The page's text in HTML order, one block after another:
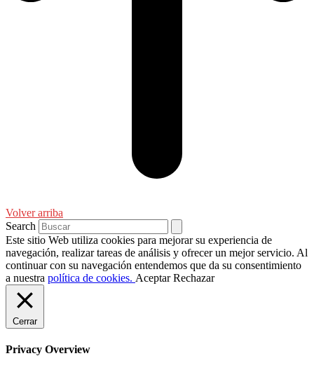
Volver arriba
Search
Este sitio Web utiliza cookies para mejorar su experiencia de
navegación, realizar tareas de análisis y ofrecer un mejor servicio. Al
continuar con su navegación entendemos que da su consentimiento
a nuestra política de cookies. Aceptar Rechazar
Cerrar
Privacy Overview